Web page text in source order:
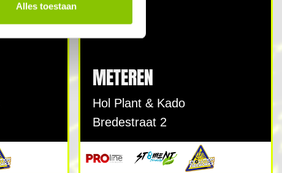
Alles toestaan
METEREN
Hol Plant & Kado
Bredestraat 2